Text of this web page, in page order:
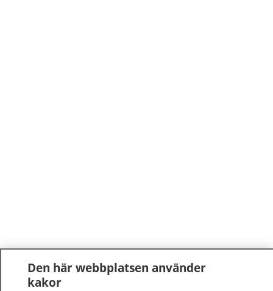
Den här webbplatsen använder
kakor